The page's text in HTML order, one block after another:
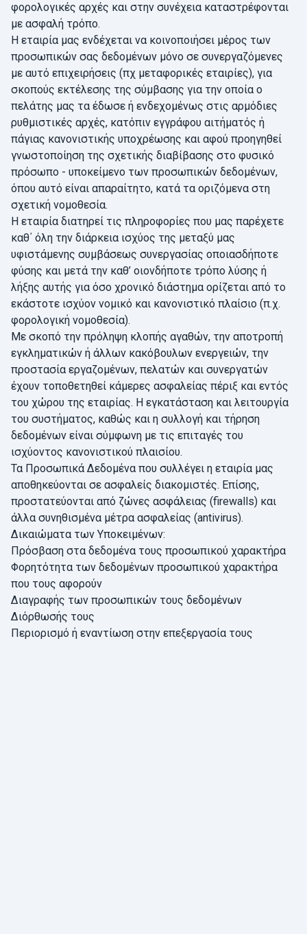
φορολογικές αρχές και στην συνέχεια καταστρέφονται
με ασφαλή τρόπο.
Η εταιρία μας ενδέχεται να κοινοποιήσει μέρος των
προσωπικών σας δεδομένων μόνο σε συνεργαζόμενες
με αυτό επιχειρήσεις (πχ μεταφορικές εταιρίες), για
σκοπούς εκτέλεσης της σύμβασης για την οποία ο
πελάτης μας τα έδωσε ή ενδεχομένως στις αρμόδιες
ρυθμιστικές αρχές, κατόπιν εγγράφου αιτήματός ή
πάγιας κανονιστικής υποχρέωσης και αφού προηγηθεί
γνωστοποίηση της σχετικής διαβίβασης στο φυσικό
πρόσωπο - υποκείμενο των προσωπικών δεδομένων,
όπου αυτό είναι απαραίτητο, κατά τα οριζόμενα στη
σχετική νομοθεσία.
Η εταιρία διατηρεί τις πληροφορίες που μας παρέχετε
καθ΄ όλη την διάρκεια ισχύος της μεταξύ μας
υφιστάμενης συμβάσεως συνεργασίας οποιασδήποτε
φύσης και μετά την καθ’ οιονδήποτε τρόπο λύσης ή
λήξης αυτής για όσο χρονικό διάστημα ορίζεται από το
εκάστοτε ισχύον νομικό και κανονιστικό πλαίσιο (π.χ.
φορολογική νομοθεσία).
Με σκοπό την πρόληψη κλοπής αγαθών, την αποτροπή
εγκληματικών ή άλλων κακόβουλων ενεργειών, την
προστασία εργαζομένων, πελατών και συνεργατών
έχουν τοποθετηθεί κάμερες ασφαλείας πέριξ και εντός
του χώρου της εταιρίας. Η εγκατάσταση και λειτουργία
του συστήματος, καθώς και η συλλογή και τήρηση
δεδομένων είναι σύμφωνη με τις επιταγές του
ισχύοντος κανονιστικού πλαισίου.
Τα Προσωπικά Δεδομένα που συλλέγει η εταιρία μας
αποθηκεύονται σε ασφαλείς διακομιστές. Επίσης,
προστατεύονται από ζώνες ασφάλειας (firewalls) και
άλλα συνηθισμένα μέτρα ασφαλείας (antivirus).
Δικαιώματα των Υποκειμένων:
Πρόσβαση στα δεδομένα τους προσωπικού χαρακτήρα
Φορητότητα των δεδομένων προσωπικού χαρακτήρα
που τους αφορούν
Διαγραφής των προσωπικών τους δεδομένων
Διόρθωσής τους
Περιορισμό ή εναντίωση στην επεξεργασία τους